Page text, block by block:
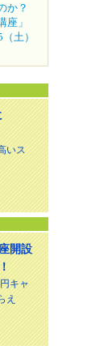
か？
座」
土）
いス
開設
キャ
え